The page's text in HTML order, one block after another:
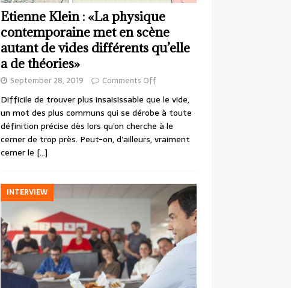
Etienne Klein : «La physique
contemporaine met en scène
autant de vides différents qu’elle
a de théories»
September 28, 2019 Comments Off
Difficile de trouver plus insaisissable que le vide,
un mot des plus communs qui se dérobe à toute
définition précise dès lors qu’on cherche à le
cerner de trop près. Peut-on, d’ailleurs, vraiment
cerner le […]
INTERVIEW